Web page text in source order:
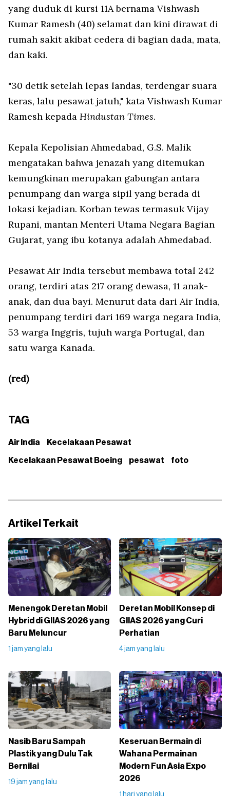
yang duduk di kursi 11A bernama Vishwash
Kumar Ramesh (40) selamat dan kini dirawat di
rumah sakit akibat cedera di bagian dada, mata,
dan kaki.
"30 detik setelah lepas landas, terdengar suara
keras, lalu pesawat jatuh," kata Vishwash Kumar
Ramesh kepada Hindustan Times.
Kepala Kepolisian Ahmedabad, G.S. Malik
mengatakan bahwa jenazah yang ditemukan
kemungkinan merupakan gabungan antara
penumpang dan warga sipil yang berada di
lokasi kejadian. Korban tewas termasuk Vijay
Rupani, mantan Menteri Utama Negara Bagian
Gujarat, yang ibu kotanya adalah Ahmedabad.
Pesawat Air India tersebut membawa total 242
orang, terdiri atas 217 orang dewasa, 11 anak-
anak, dan dua bayi. Menurut data dari Air India,
penumpang terdiri dari 169 warga negara India,
53 warga Inggris, tujuh warga Portugal, dan
satu warga Kanada.
(red)
TAG
Air India Kecelakaan Pesawat
Kecelakaan Pesawat Boeing pesawat foto
Artikel Terkait
Menengok Deretan Mobil
Hybrid di GIIAS 2026 yang
Baru Meluncur
1 jam yang lalu
Deretan Mobil Konsep di
GIIAS 2026 yang Curi
Perhatian
4 jam yang lalu
Nasib Baru Sampah
Plastik yang Dulu Tak
Bernilai
19 jam yang lalu
Keseruan Bermain di
Wahana Permainan
Modern Fun Asia Expo
2026
1 hari yang lalu